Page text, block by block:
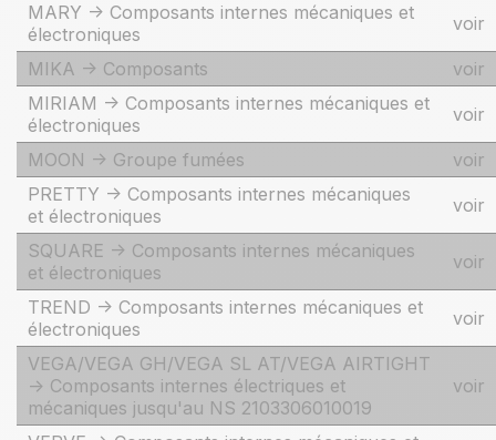
MARY -> Composants internes mécaniques et
électroniques
voir
MIKA -> Composants
voir
MIRIAM -> Composants internes mécaniques et
électroniques
voir
MOON -> Groupe fumées
voir
PRETTY -> Composants internes mécaniques
et électroniques
voir
SQUARE -> Composants internes mécaniques
et électroniques
voir
TREND -> Composants internes mécaniques et
électroniques
voir
VEGA/VEGA GH/VEGA SL AT/VEGA AIRTIGHT
-> Composants internes électriques et
mécaniques jusqu'au NS 2103306010019
voir